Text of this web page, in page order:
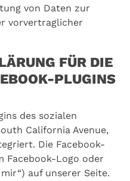
von Daten zur
vorvertraglicher
FÜR DIE
PLUGINS
des sozialen
California Avenue,
Die Facebook-
Facebook-Logo oder
auf unserer Seite.